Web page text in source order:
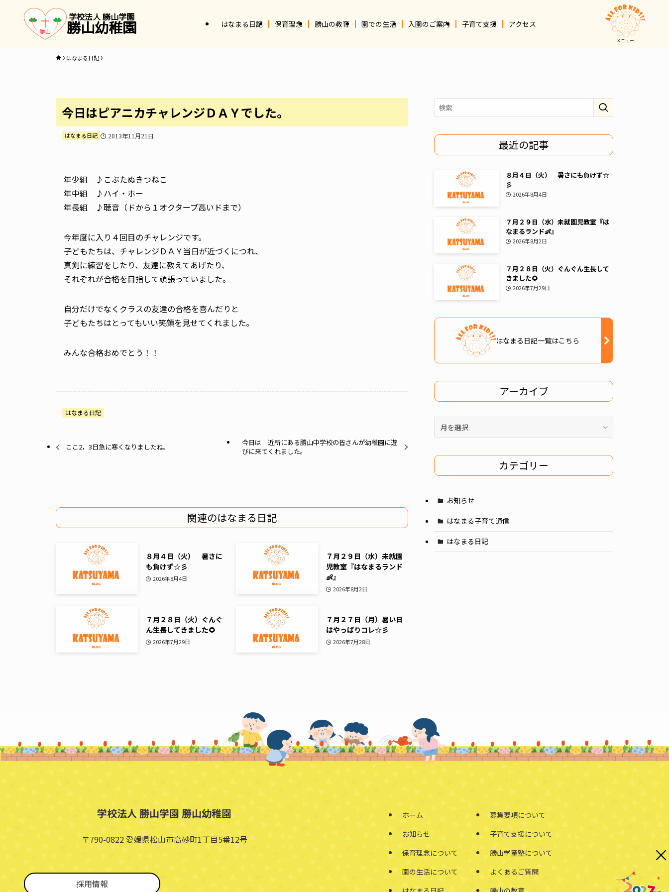
学校法人 勝山学園
勝山幼稚園 はなまる日記 保育理念 勝山の教育 園での生活 入園のご案内 子育て支援 アクセス
メニュー
はなまる日記
今日はピアニカチャレンジＤＡＹでした。
はなまる日記 2013年11月21日
年少組 ♪こぶたぬきつねこ
年中組 ♪ハイ・ホー
年長組 ♪聴音（ドから１オクターブ高いドまで）
今年度に入り４回目のチャレンジです。
子どもたちは、チャレンジＤＡＹ当日が近づくにつれ、
真剣に練習をしたり、友達に教えてあげたり、
それぞれが合格を目指して頑張っていました。
自分だけでなくクラスの友達の合格を喜んだりと
子どもたちはとってもいい笑顔を見せてくれました。
みんな合格おめでとう！！
はなまる日記
ここ2，3日急に寒くなりましたね。
今日は 近所にある勝山中学校の皆さんが幼稚園に遊
びに来てくれました。
関連のはなまる日記
８月４日（火） 暑さに
も負けず☆彡
2026年8月4日
７月２９日（水）未就園
児教室『はなまるランド
👶』
2026年8月2日
７月２８日（火）ぐんぐ
ん生長してきました🌻
2026年7月29日
７月２７日（月）暑い日
はやっぱりコレ☆彡
2026年7月28日
最近の記事
８月４日（火） 暑さにも負けず☆
彡
2026年8月4日
７月２９日（水）未就園児教室『は
なまるランド👶』
2026年8月2日
７月２８日（火）ぐんぐん生長して
きました🌻
2026年7月29日
はなまる日記一覧はこちら
アーカイブ
イ
カテゴリー
お知らせ
はなまる子育て通信
はなまる日記
学校法人 勝山学園 勝山幼稚園
〒790-0822 愛媛県松山市高砂町1丁目5番12号
採用情報
ホーム
お知らせ
保育理念について
園の生活について
募集要項について
子育て支援について
勝山学童塾について
よくあるご質問
×